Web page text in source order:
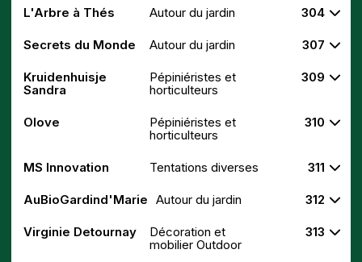
L'Arbre à Thés Autour du jardin 304
Secrets du Monde Autour du jardin 307
Kruidenhuisje
Sandra
Pépiniéristes et
horticulteurs
309
Olove
Pépiniéristes et
horticulteurs
310
MS Innovation Tentations diverses 311
AuBioGardind'Marie Autour du jardin 312
Virginie Detournay
Décoration et
mobilier Outdoor
313